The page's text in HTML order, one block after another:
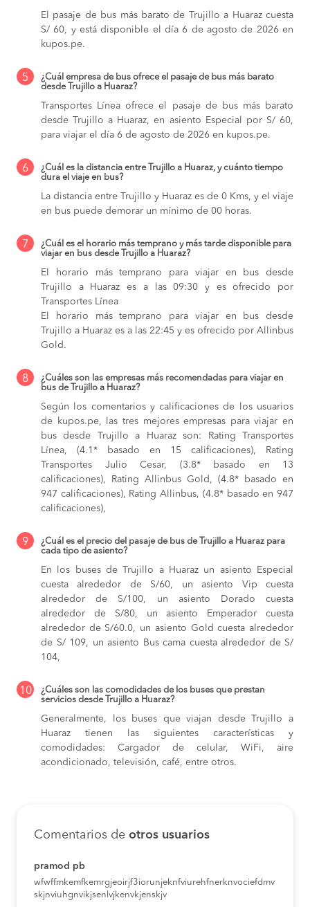
El pasaje de bus más barato de Trujillo a Huaraz cuesta
S/ 60, y está disponible el día 6 de agosto de 2026 en
kupos.pe.
5
¿Cuál empresa de bus ofrece el pasaje de bus más barato
desde Trujillo a Huaraz?
Transportes Línea ofrece el pasaje de bus más barato
desde Trujillo a Huaraz, en asiento Especial por S/ 60,
para viajar el día 6 de agosto de 2026 en kupos.pe.
6
¿Cuál es la distancia entre Trujillo a Huaraz, y cuánto tiempo
dura el viaje en bus?
La distancia entre Trujillo y Huaraz es de 0 Kms, y el viaje
en bus puede demorar un mínimo de 00 horas.
7
¿Cuál es el horario más temprano y más tarde disponible para
viajar en bus desde Trujillo a Huaraz?
El horario más temprano para viajar en bus desde
Trujillo a Huaraz es a las 09:30 y es ofrecido por
Transportes Línea
El horario más temprano para viajar en bus desde
Trujillo a Huaraz es a las 22:45 y es ofrecido por Allinbus
Gold.
8
¿Cuáles son las empresas más recomendadas para viajar en
bus de Trujillo a Huaraz?
Según los comentarios y calificaciones de los usuarios
de kupos.pe, las tres mejores empresas para viajar en
bus desde Trujillo a Huaraz son: Rating Transportes
Línea, (4.1* basado en 15 calificaciones), Rating
Transportes Julio Cesar, (3.8* basado en 13
calificaciones), Rating Allinbus Gold, (4.8* basado en
947 calificaciones), Rating Allinbus, (4.8* basado en 947
calificaciones),
9
¿Cuál es el precio del pasaje de bus de Trujillo a Huaraz para
cada tipo de asiento?
En los buses de Trujillo a Huaraz un asiento Especial
cuesta alrededor de S/60, un asiento Vip cuesta
alrededor de S/100,
un asiento Dorado cuesta
alrededor de S/80,
un asiento Emperador cuesta
alrededor de S/60.0, un asiento Gold cuesta alrededor
de S/ 109, un asiento Bus cama cuesta alrededor de S/
104,
10
¿Cuáles son las comodidades de los buses que prestan
servicios desde Trujillo a Huaraz?
Generalmente, los buses que viajan desde Trujillo a
Huaraz tienen las siguientes características y
comodidades: Cargador de celular, WiFi, aire
acondicionado, televisión, café, entre otros.
Comentarios de otros usuarios
pramod pb
wfwffmkemfkemrgjeoirjf3iorunjeknfviurehfnerknvociefdmv
skjnviuhgnvikjsenlvjkenvkjenskjv